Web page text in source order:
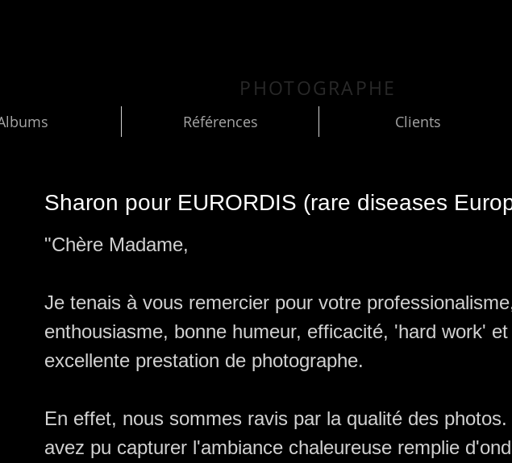
PHOTOGRAPHE
Références Clients
Sharon pour EURORDIS (rare diseases
"Chère Madame,
Je tenais à vous remercier pour votre
enthousiasme, bonne humeur, efficacité, 'hard work' et
excellente prestation de photographe.
En effet, nous sommes ravis par la qualité des photos.
avez pu capturer l'ambiance chaleureuse remplie